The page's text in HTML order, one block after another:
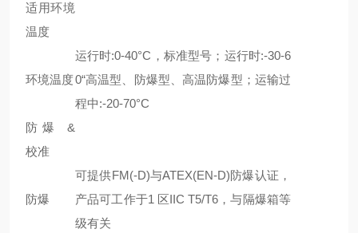
适用环境
温度
环境温度
运行时:0-40°C，标准型号；运行时:-30-6
0“高温型、防爆型、高温防爆型；运输过
程中:-20-70°C
防爆 &
校准
防爆
可提供FM(-D)与ATEX(EN-D)防爆认证，
产品可工作于1 区IIC T5/T6，与隔爆箱等
级有关